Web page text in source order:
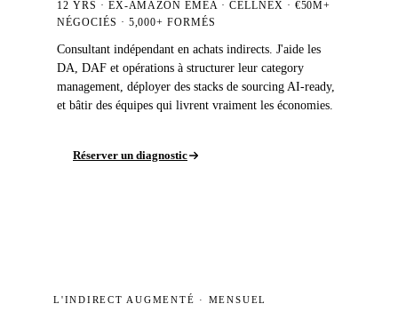
12 YRS · EX-AMAZON EMEA · CELLNEX · €50M+
NÉGOCIÉS · 5,000+FORMÉS
Consultant indépendant en achats indirects. J'aide les
DA, DAF et opérations à structurer leur category
management, déployer des stacks de sourcing AI-ready,
et bâtir des équipes qui livrent vraiment les économies.
Réserver un diagnostic
L'INDIRECT AUGMENTÉ · MENSUEL